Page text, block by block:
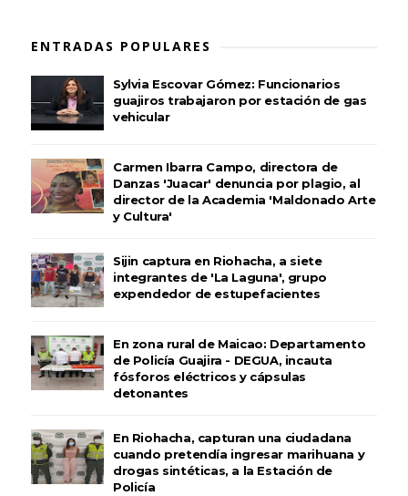
ENTRADAS POPULARES
Sylvia Escovar Gómez: Funcionarios
guajiros trabajaron por estación de gas
vehicular
Carmen Ibarra Campo, directora de
Danzas 'Juacar' denuncia por plagio, al
director de la Academia 'Maldonado Arte
y Cultura'
Sijin captura en Riohacha, a siete
integrantes de 'La Laguna', grupo
expendedor de estupefacientes
En zona rural de Maicao: Departamento
de Policía Guajira - DEGUA, incauta
fósforos eléctricos y cápsulas
detonantes
En Riohacha, capturan una ciudadana
cuando pretendía ingresar marihuana y
drogas sintéticas, a la Estación de
Policía